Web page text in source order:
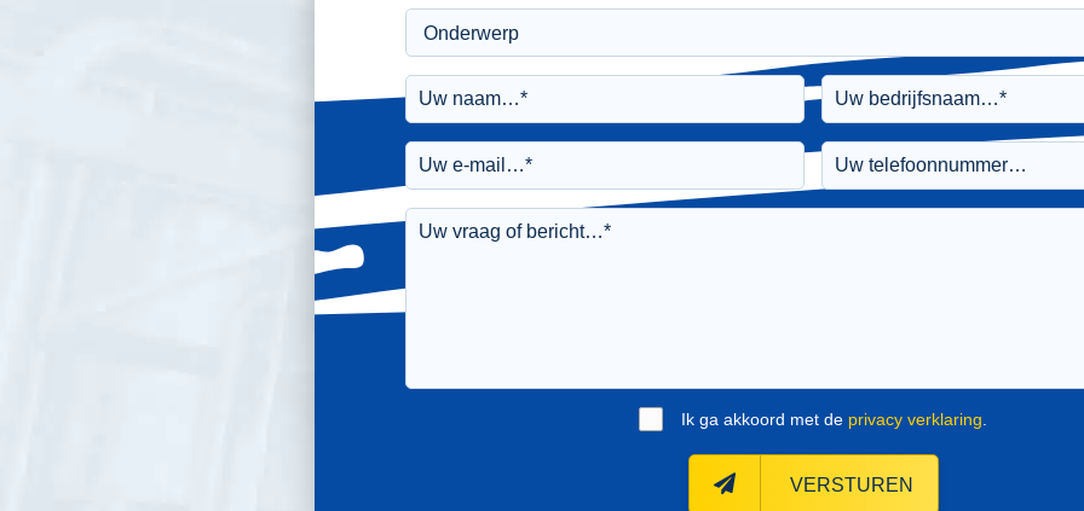
Ik ga akkoord met de privacy verklaring.
VERSTUREN